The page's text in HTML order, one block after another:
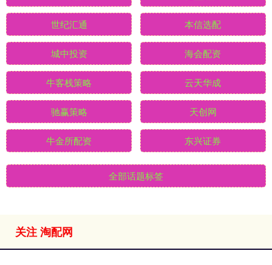
世纪汇通 本信选配
城中投资 海会配资
牛客栈策略 云天华成
驰赢策略 天创网
牛金所配资 东兴证券
全部话题标签
关注 淘配网